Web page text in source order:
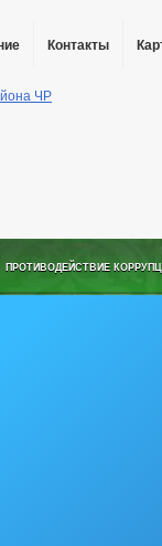
Контакты
ПРОТИВОДЕЙСТВИЕ